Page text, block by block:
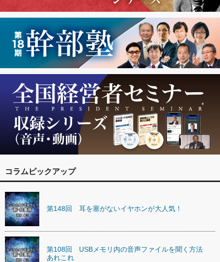
コラムピックアップ
第148回 耳を塞がないイヤホンが大人気！
第108回 USBメモリ内の音声ファイルを聞く方法
あれこれ